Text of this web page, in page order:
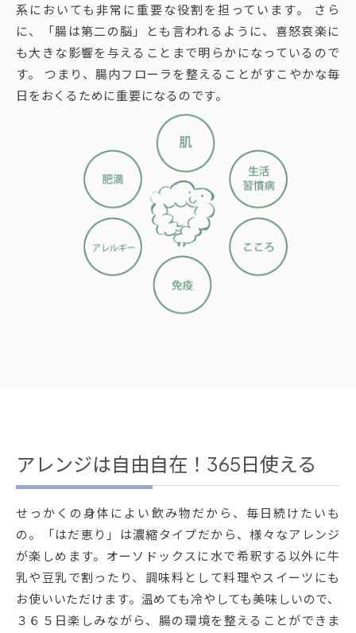
系においても非常に重要な役割を担っています。 さら
に、「腸は第二の脳」とも言われるように、喜怒哀楽に
も大きな影響を与えることまで明らかになっているので
す。 つまり、腸内フローラを整えることがすこやかな毎
日をおくるために重要になるのです。
アレンジは自由自在！365日使える
せっかくの身体によい飲み物だから、毎日続けたいも
の。「はだ恵り」は濃縮タイプだから、様々なアレンジ
が楽しめます。オーソドックスに水で希釈する以外に牛
乳や豆乳で割ったり、調味料として料理やスイーツにも
お使いいただけます。温めても冷やしても美味しいので、
３６５日楽しみながら、腸の環境を整えることができま